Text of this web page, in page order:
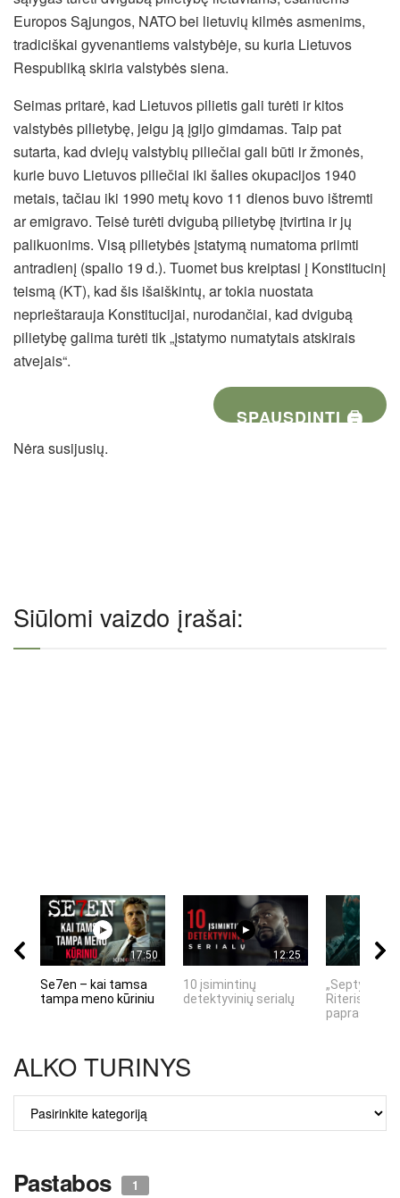
Europos Sąjungos, NATO bei lietuvių kilmės asmenims,
tradiciškai gyvenantiems valstybėje, su kuria Lietuvos
Respubliką skiria valstybės siena.
Seimas pritarė, kad Lietuvos pilietis gali turėti ir kitos
valstybės pilietybę, jeigu ją įgijo gimdamas. Taip pat
sutarta, kad dviejų valstybių piliečiai gali būti ir žmonės,
kurie buvo Lietuvos piliečiai iki šalies okupacijos 1940
metais, tačiau iki 1990 metų kovo 11 dienos buvo ištremti
ar emigravo. Teisė turėti dvigubą pilietybę įtvirtina ir jų
palikuonims. Visą pilietybės įstatymą numatoma priimti
antradienį (spalio 19 d.). Tuomet bus kreiptasi į Konstitucinį
teismą (KT), kad šis išaiškintų, ar tokia nuostata
neprieštarauja Konstitucijai, nurodančiai, kad dvigubą
pilietybę galima turėti tik „įstatymo numatytais atskirais
atvejais“.
SPAUSDINTI 🖨
Nėra susijusių.
Siūlomi vaizdo įrašai:
17:50
Se7en – kai tamsa
tampa meno kūriniu
12:25
10 įsimintinų
detektyvinių serialų
„Septynių
Riteris" – kai
ALKO TURINYS
TURINYS
Pastabos 1